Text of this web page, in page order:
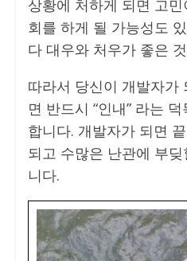
상황에 처하게 되면 고
회를 하게 될 가능성도
다 대우와 처우가 좋은
따라서 당신이 개발자가
면 반드시 “인내” 라는
합니다. 개발자가 되면
되고 수많은 난관에 부
니다.